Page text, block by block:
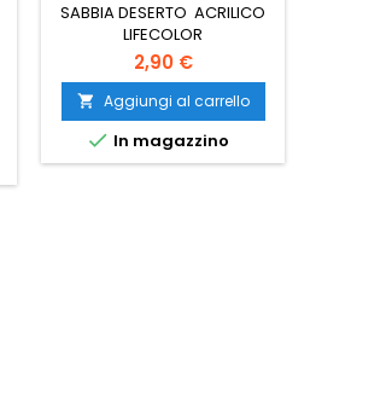
SABBIA DESERTO ACRILICO
LIFECOLOR
2,90 €
 Aggiungi al carrello
 In magazzino